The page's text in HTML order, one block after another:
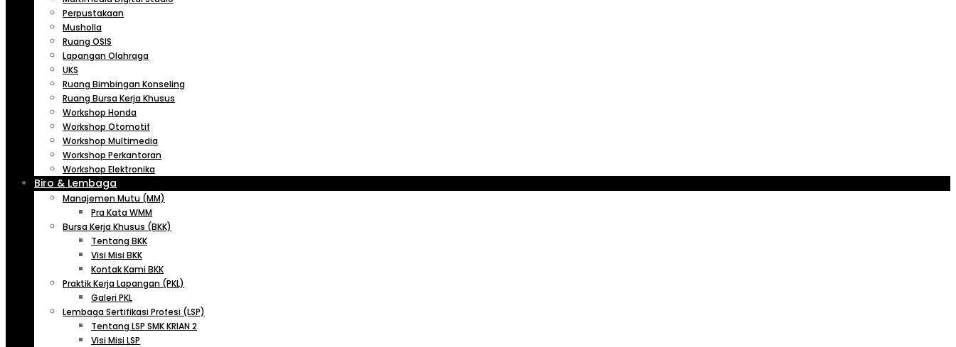
Perpustakaan
Musholla
Ruang OSIS
Lapangan Olahraga
UKS
Ruang Bimbingan Konseling
Ruang Bursa Kerja Khusus
Workshop Honda
Workshop Otomotif
Workshop Multimedia
Workshop Perkantoran
Workshop Elektronika
Biro & Lembaga
Manajemen Mutu (MM)
Pra Kata WMM
Bursa Kerja Khusus (BKK)
Tentang BKK
Visi Misi BKK
Kontak Kami BKK
Praktik Kerja Lapangan (PKL)
Galeri PKL
Lembaga Sertifikasi Profesi (LSP)
Tentang LSP SMK KRIAN 2
Visi Misi LSP